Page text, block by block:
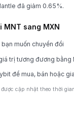
đã giảm 0.65%.
MNT sang MXN
muốn chuyển đổi
trị tương đương bằng
để mua, bán hoặc
cập nhật theo thời